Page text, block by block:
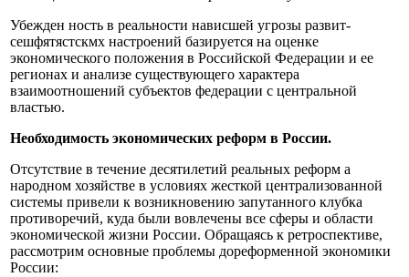
Убежден ность в реальности нависшей угрозы развит-
сешфятястскмх настроений базируется на оценке
экономического положения в Российской Федерации и ее
регионах и анализе существующего характера
взаимоотношений субъектов федерации с центральной
властью.
Необходимость экономических реформ в России.
Отсутствие в течение десятилетий реальных реформ а
народном хозяйстве в условиях жесткой централизованной
системы привели к возникновению запутанного клубка
противоречий, куда были вовлечены все сферы и области
экономической жизни России. Обращаясь к ретроспективе,
рассмотрим основные проблемы дореформенной экономики
России: